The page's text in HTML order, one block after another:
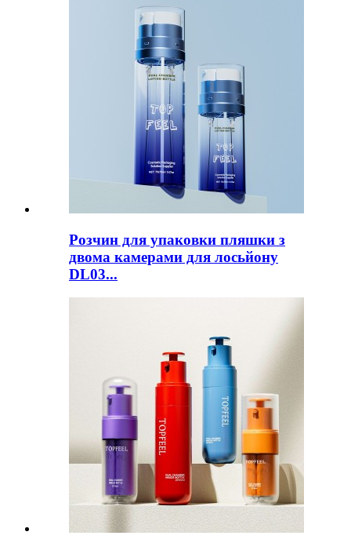
Розчин для упаковки пляшки з
двома камерами для лосьйону
DL03...